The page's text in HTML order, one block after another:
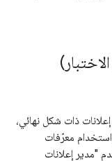
ذات شكل نهائي،
معرّفات
إعلانات